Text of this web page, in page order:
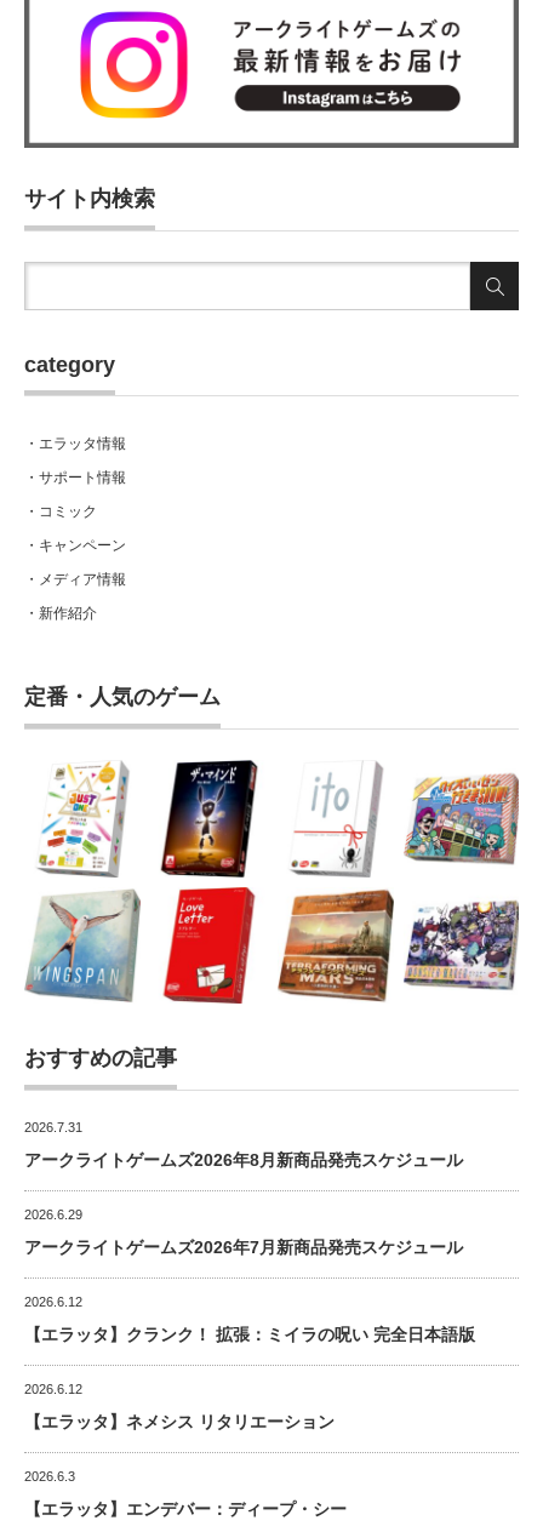
サイト内検索
category
・エラッタ情報
・サポート情報
・コミック
・キャンペーン
・メディア情報
・新作紹介
定番・人気のゲーム
おすすめの記事
2026.7.31
アークライトゲームズ2026年8月新商品発売スケジュール
2026.6.29
アークライトゲームズ2026年7月新商品発売スケジュール
2026.6.12
【エラッタ】クランク！ 拡張：ミイラの呪い 完全日本語版
2026.6.12
【エラッタ】ネメシス リタリエーション
2026.6.3
【エラッタ】エンデバー：ディープ・シー